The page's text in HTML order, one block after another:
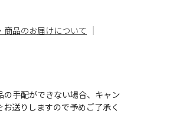
商品のお届けについて
手配ができない場合、キャン
送りしますので予めご了承く